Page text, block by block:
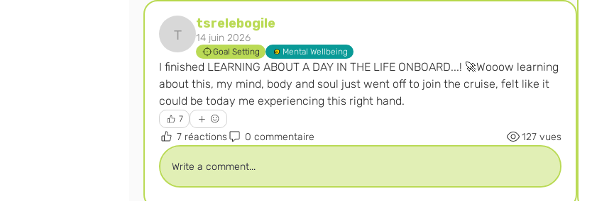
tsrelebogile
tsrelebogile
14 juin 2026
Goal Setting Mental Wellbeing
I finished LEARNING ABOUT A DAY IN THE LIFE ONBOARD...! 🚀Wooow learning
about this, my mind, body and soul just went off to join the cruise, felt like it
could be today me experiencing this right hand.
7
7 réactions 0 commentaire 127 vues
Write a comment...